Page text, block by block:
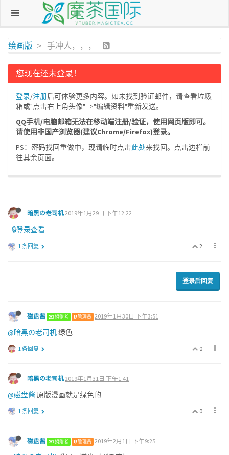
绘画版 手冲人，，，
您现在还未登录！
登录/注册后可体验更多内容。如未找到验证邮件，请查看垃圾
箱或"点击右上角头像"-->"编辑资料"重新发送。
QQ手机/电脑邮箱无法在移动端注册/验证，使用网页版即可。
请使用非国产浏览器(建议Chrome/Firefox)登录。
PS：密码找回重做中，现请临时点击此处来找回。点击边栏前
往其余页面。
暗黑の老司机2019年1月29日 下午12:22
🔒登录查看
2
1 条回复
登录后回复
磁盘酱 捐赠者 管理员 2019年1月30日 下午3:51
@暗黑の老司机绿色
0
1 条回复
暗黑の老司机2019年1月31日 下午1:41
@磁盘酱 原版漫画就是绿色的
0
1 条回复
磁盘酱 捐赠者 管理员 2019年2月1日 下午9:25